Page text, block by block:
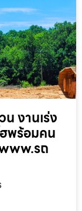
งานเร่ง
พร้อมคน
รถ